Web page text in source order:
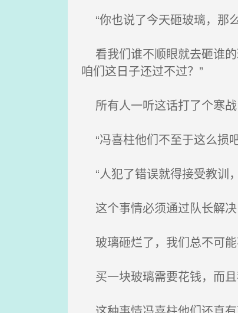
“你也说了今天砸玻璃，那
看我们谁不顺眼就去砸谁
咱们这日子还过不过？”
所有人一听这话打了个寒战
“冯喜柱他们不至于这么损
“人犯了错误就得接受教训
这个事情必须通过队长解决
玻璃砸烂了，我们总不可能
买一块玻璃需要花钱，而